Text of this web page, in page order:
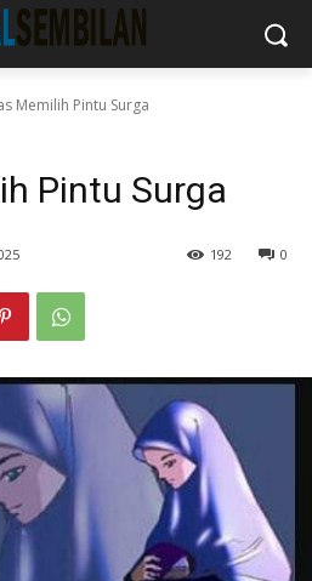
Memilih Pintu Surga
Pintu Surga
0
192